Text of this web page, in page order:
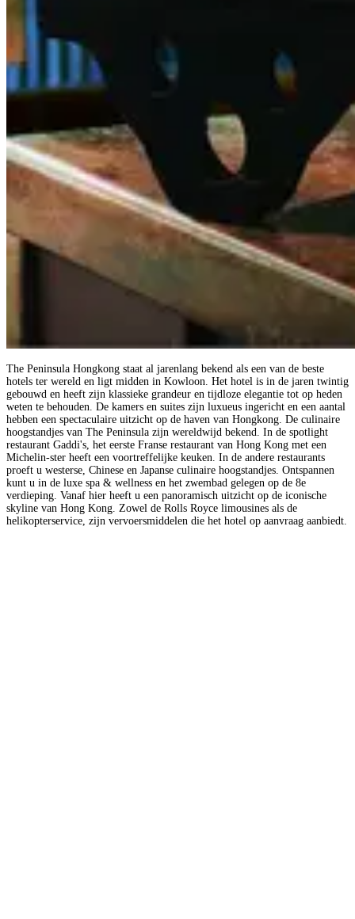
The Peninsula Hongkong staat al jarenlang bekend als een van de beste
hotels ter wereld en ligt midden in Kowloon. Het hotel is in de jaren twintig
gebouwd en heeft zijn klassieke grandeur en tijdloze elegantie tot op heden
weten te behouden. De kamers en suites zijn luxueus ingericht en een aantal
hebben een spectaculaire uitzicht op de haven van Hongkong. De culinaire
hoogstandjes van The Peninsula zijn wereldwijd bekend. In de spotlight
restaurant Gaddi's, het eerste Franse restaurant van Hong Kong met een
Michelin-ster heeft een voortreffelijke keuken. In de andere restaurants
proeft u westerse, Chinese en Japanse culinaire hoogstandjes. Ontspannen
kunt u in de luxe spa & wellness en het zwembad gelegen op de 8e
verdieping. Vanaf hier heeft u een panoramisch uitzicht op de iconische
skyline van Hong Kong. Zowel de Rolls Royce limousines als de
helikopterservice, zijn vervoersmiddelen die het hotel op aanvraag aanbiedt.